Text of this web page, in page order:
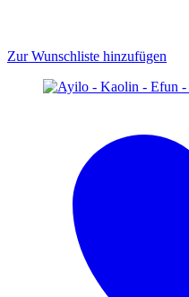
Zur Wunschliste hinzufügen